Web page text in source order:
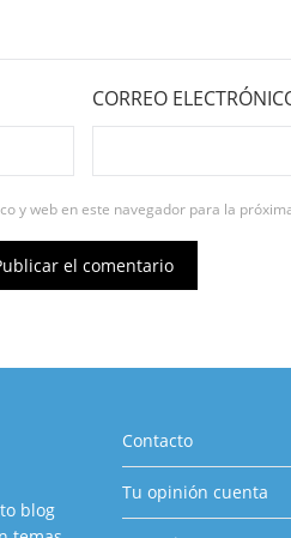
CORREO
y web en este navegador para la
blog
Contacto
Tu opinión cuenta